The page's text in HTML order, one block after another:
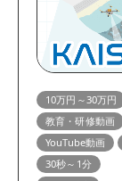
10万円～30万円
教育・研修動画
YouTube動画
30秒～1分